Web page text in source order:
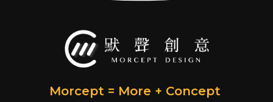
Morcept = More + Concept